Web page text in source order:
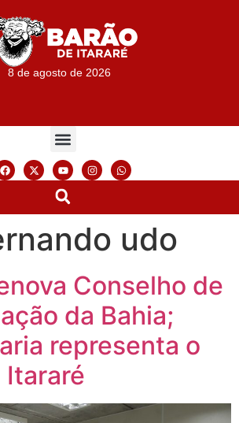
8 de agosto de 2026
udo
Conselho de
da Bahia;
representa o
Itararé